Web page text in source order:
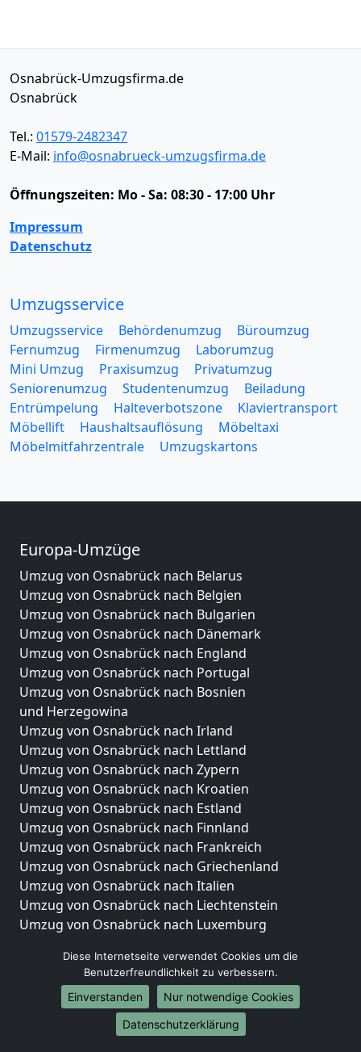
Osnabrück-Umzugsfirma.de
Osnabrück
Tel.: 01579-2482347
E-Mail: info@osnabrueck-umzugsfirma.de
Öffnungszeiten: Mo - Sa: 08:30 - 17:00 Uhr
Impressum
Datenschutz
Umzugsservice
Umzugsservice Behördenumzug
Büroumzug
Fernumzug
Firmenumzug
Laborumzug
Mini Umzug
Praxisumzug
Privatumzug
Seniorenumzug
Studentenumzug
Beiladung
Entrümpelung
Halteverbotszone
Klaviertransport
Möbellift
Haushaltsauflösung
Möbeltaxi
Möbelmitfahrzentrale
Umzugskartons
Europa-Umzüge
Umzug von Osnabrück nach Belarus
Umzug von Osnabrück nach Belgien
Umzug von Osnabrück nach Bulgarien
Umzug von Osnabrück nach Dänemark
Umzug von Osnabrück nach England
Umzug von Osnabrück nach Portugal
Umzug von Osnabrück nach Bosnien
und Herzegowina
Umzug von Osnabrück nach Irland
Umzug von Osnabrück nach Lettland
Umzug von Osnabrück nach Zypern
Umzug von Osnabrück nach Kroatien
Umzug von Osnabrück nach Estland
Umzug von Osnabrück nach Finnland
Umzug von Osnabrück nach Frankreich
Umzug von Osnabrück nach Griechenland
Umzug von Osnabrück nach Italien
Umzug von Osnabrück nach Liechtenstein
Umzug von Osnabrück nach Luxemburg
Umzug von Osnabrück nach Norwegen
Umzüge-Deutschlandweit
Umzug von Osnabrück nach Berlin
Umzug von Osnabrück nach Hamburg
Diese Internetseite verwendet Cookies um die
Benutzerfreundlichkeit zu verbessern.
Einverstanden
Nur notwendige Cookies
Datenschutzerklärung